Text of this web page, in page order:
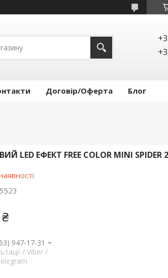
Договір/Оферта Блог
LED ЕФЕКТ FREE COLOR MINI SPIDER 2
947-17-31
/ Viber /